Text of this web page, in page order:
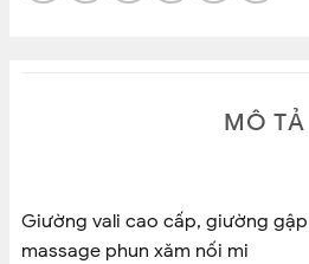
MÔ TẢ
Giường vali cao cấp, giường
massage phun xăm nối mi